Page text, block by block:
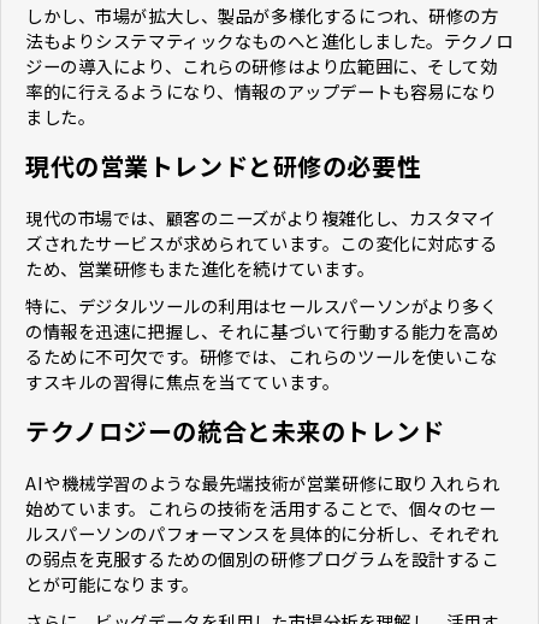
しかし、市場が拡大し、製品が多様化するにつれ、研修の方
法もよりシステマティックなものへと進化しました。テクノロ
ジーの導入により、これらの研修はより広範囲に、そして効
率的に行えるようになり、情報のアップデートも容易になり
ました。
現代の営業トレンドと研修の必要性
現代の市場では、顧客のニーズがより複雑化し、カスタマイ
ズされたサービスが求められています。この変化に対応する
ため、営業研修もまた進化を続けています。
特に、デジタルツールの利用はセールスパーソンがより多く
の情報を迅速に把握し、それに基づいて行動する能力を高め
るために不可欠です。研修では、これらのツールを使いこな
すスキルの習得に焦点を当てています。
テクノロジーの統合と未来のトレンド
AIや機械学習のような最先端技術が営業研修に取り入れられ
始めています。これらの技術を活用することで、個々のセー
ルスパーソンのパフォーマンスを具体的に分析し、それぞれ
の弱点を克服するための個別の研修プログラムを設計するこ
とが可能になります。